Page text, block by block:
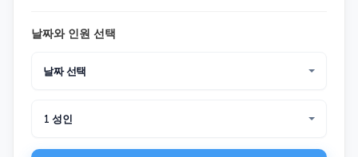
날짜와 인원 선택
날짜 선택
1 성인